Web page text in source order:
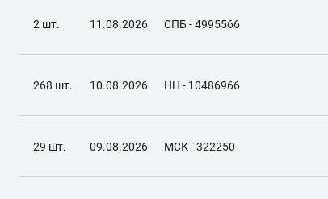
2 шт. 11.08.2026 СПБ - 4995566
268 шт. 10.08.2026 НН - 10486966
29 шт. 09.08.2026 МСК - 322250